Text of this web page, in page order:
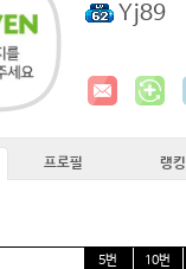
Yj89
프로필 랭킹
5번 10번